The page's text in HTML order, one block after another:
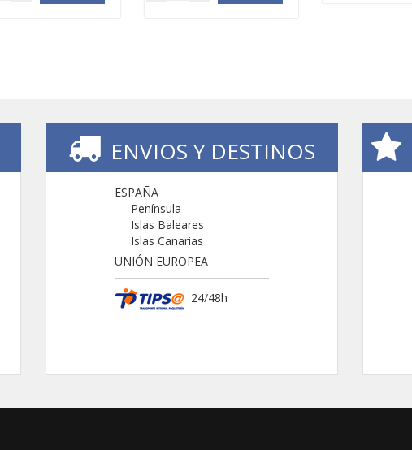
ENVIOS Y DESTINOS
ESPAÑA
Península
Islas Baleares
Islas Canarias
UNIÓN EUROPEA
24/48h